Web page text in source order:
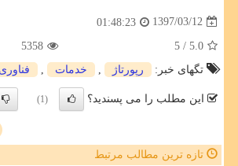
1397/03/12
01:48:23
5.0
/ 5
5358
تگهای خبر:
رپورتاژ خدمات فناوری
این مطلب را می پسندید؟ (1)
تازه ترین مطالب مرتبط